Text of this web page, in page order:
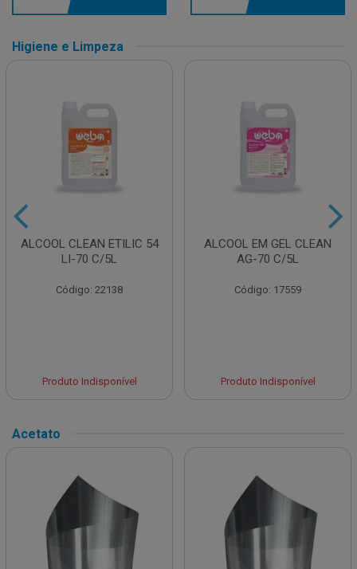
Higiene e Limpeza
ALCOOL CLEAN ETILIC 54
LI-70 C/5L
Código: 22138
Produto Indisponível
ALCOOL EM GEL CLEAN
AG-70 C/5L
Código: 17559
Produto Indisponível
Acetato